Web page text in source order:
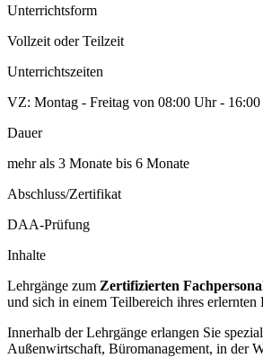
Unterrichtsform
Vollzeit oder Teilzeit
Unterrichtszeiten
VZ: Montag - Freitag von 08:00 Uhr -
Dauer
mehr als 3 Monate bis 6 Monate
Abschluss/Zertifikat
DAA-Prüfung
Inhalte
Lehrgänge zum Zertifizierten
und sich in einem Teilbereich ihres erlernten
Innerhalb der Lehrgänge erlangen Sie
Außenwirtschaft, Büromanagement, in der